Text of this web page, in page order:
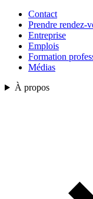
Contact
Prendre rendez-
Entreprise
Emplois
Formation
Médias
À propos